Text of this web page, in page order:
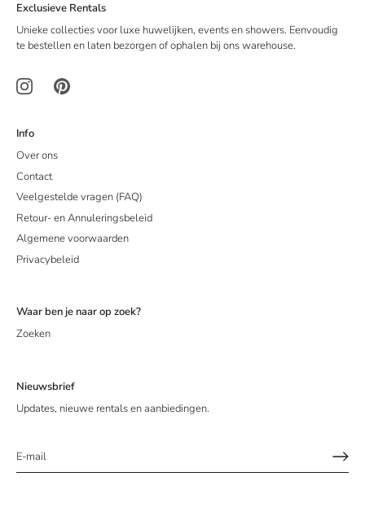
Exclusieve Rentals
Unieke collecties voor luxe huwelijken, events en showers. Eenvoudig
te bestellen en laten bezorgen of ophalen bij ons warehouse.
Info
Over ons
Contact
Veelgestelde vragen (FAQ)
Retour- en Annuleringsbeleid
Algemene voorwaarden
Privacybeleid
Waar ben je naar op zoek?
Zoeken
Nieuwsbrief
Updates, nieuwe rentals en aanbiedingen.